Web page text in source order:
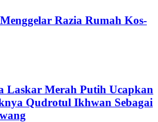
Razia Rumah Kos-
Laskar Merah Putih Ucapkan
Qudrotul Ikhwan Sebagai